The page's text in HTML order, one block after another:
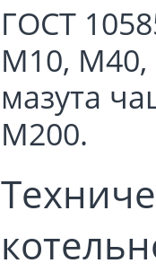
ГОСТ
М10, М40,
мазута
М200.